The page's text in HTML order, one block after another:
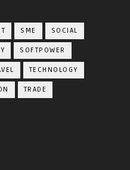
SME SOCIAL
SOFTPOWER
TECHNOLOGY
TRADE